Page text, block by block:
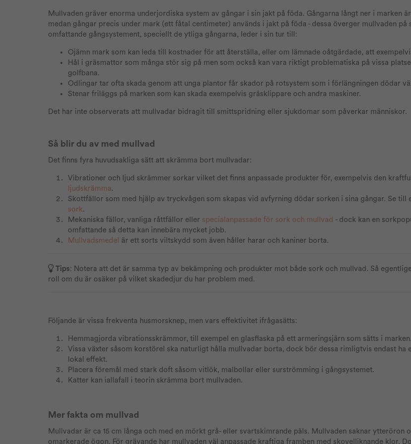
Mullvaden gräver enorma underjordiska system av gångar i sin jakt på föda. Gångarna långt ner i marken
medan gångar precis under mark (ett fåtal centimeter) används i jakt på föda - dessa överger mullvaden på
omfattande gångsystement, speciellt de ytliga gångarna, leder i sin tur till:
Ojämn mark som kan leda till kostnader för att återställa, eller om lämnade oåtgärdade, att
Hål i gräsmattor som många stör sig på men som också kan vara riktigt problematiska på vissa
golfbana.
Odlingar tar ofta skada genom att unga plantor får skador på rotsystem som i förlängningen dödar
Stenar friläggs på marken som kan skada exempelvis gräsklippare och andra maskiner.
Det har inte observerats att mullvadar bidragit till smittspridning eller sjukdomar som påverkar människor.
Så blir du av med mullvad
Det finns fyra huvudsakliga sätt att skrämma bort mullvadar:
Vibrationer och ljud skrämmer sorkar vilket det finns anpassade produkter för, exempelvis den
ljudskrämma.
Skottfällor som med hjälp av tryckvågen som skapas vid avfyrning dödar sorken i sina gångar. Se till
sork.
Mekaniska fällor, vanliga råttfällor eller specialanpassade för sork och mullvad - dock kan en
omfattande så detta kan innebära mycket jobb.
Mullvadsmedel
är ett sorts viltskydd som även håller harar och kaniner borta.
Tips: Notera att det är samma typ av bekämpning och produkter mot både sork och mullvad. Så
roll om du är osäker på vilket skadedjur du har problem med.
Följande är vissa frekventa husmorsknep, men vars effektivitet ifrågasätts:
Hemmagjorda vibrationsskrämmor, till exempel en glasflaska på ett armeringsjärn som sätts i marken.
Vissa växter såsom korstörel ska naturligt hålla mullvadar borta, dock bör dessa rimligtvis endast ha
lokal effekt.
Placera föremål med stark doft såsom vitlök, malbollar eller surströmming i gångsystemet.
Katter kan iallafall i teorin skrämma bort mullvaden.
Mer fakta om mullvad
Mullvadar är ca 15 cm långa och med en mörkt grå- eller svartskimrande päls. Mullvaden saknar ytteröron
omarkerade ögon. För grävande har mullvaden väl anpassade kraftiga framben med skovelliknande klor.